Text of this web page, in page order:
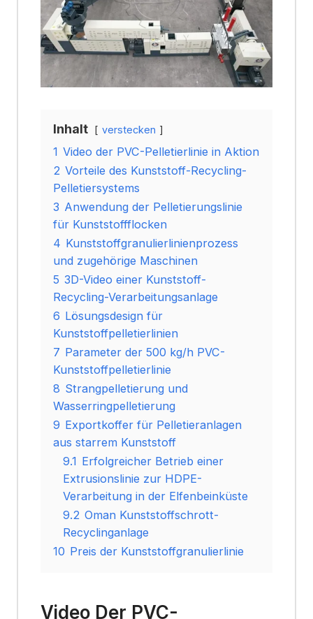
Inhalt verstecken
1 Video der PVC-Pelletierlinie in Aktion
2 Vorteile des Kunststoff-Recycling-
Pelletiersystems
3 Anwendung der Pelletierungslinie
für Kunststoffflocken
4 Kunststoffgranulierlinienprozess
und zugehörige Maschinen
5 3D-Video einer Kunststoff-
Recycling-Verarbeitungsanlage
6 Lösungsdesign für
Kunststoffpelletierlinien
7 Parameter der 500 kg/h PVC-
Kunststoffpelletierlinie
8 Strangpelletierung und
Wasserringpelletierung
9 Exportkoffer für Pelletieranlagen
aus starrem Kunststoff
9.1 Erfolgreicher Betrieb einer
Extrusionslinie zur HDPE-
Verarbeitung in der Elfenbeinküste
9.2 Oman Kunststoffschrott-
Recyclinganlage
10 Preis der Kunststoffgranulierlinie
Video Der PVC-